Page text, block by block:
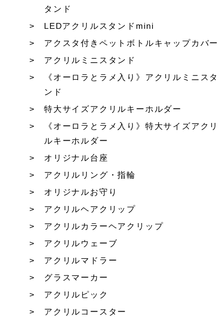
タンド
LEDアクリルスタンドmini
アクスタ付きペットボトルキャップカバー
アクリルミニスタンド
《オーロラとラメ入り》アクリルミニスタ
ンド
特大サイズアクリルキーホルダー
《オーロラとラメ入り》特大サイズアクリ
ルキーホルダー
オリジナル台座
アクリルリング・指輪
オリジナルお守り
アクリルヘアクリップ
アクリルカラーヘアクリップ
アクリルウェーブ
アクリルマドラー
グラスマーカー
アクリルピック
アクリルコースター